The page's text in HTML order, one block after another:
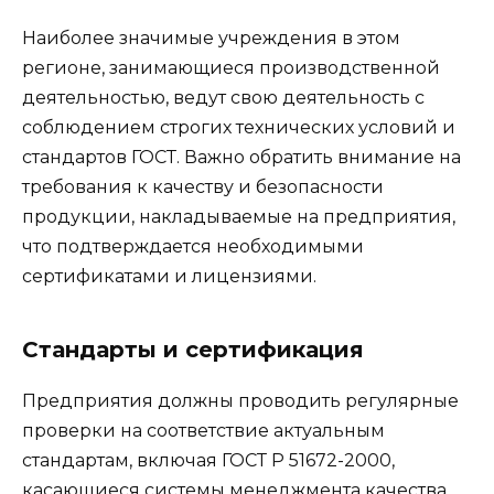
Наиболее значимые учреждения в этом
регионе, занимающиеся производственной
деятельностью, ведут свою деятельность с
соблюдением строгих технических условий и
стандартов ГОСТ. Важно обратить внимание на
требования к качеству и безопасности
продукции, накладываемые на предприятия,
что подтверждается необходимыми
сертификатами и лицензиями.
Стандарты и сертификация
Предприятия должны проводить регулярные
проверки на соответствие актуальным
стандартам, включая ГОСТ Р 51672-2000,